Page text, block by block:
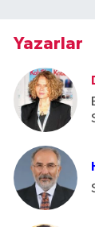
Yazarlar